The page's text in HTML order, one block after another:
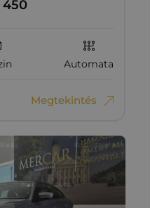
450
Automata
Megtekintés